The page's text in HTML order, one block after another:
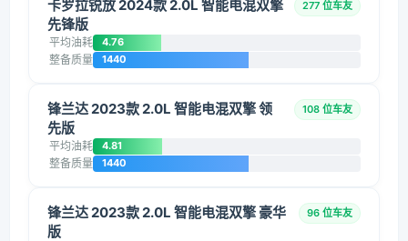
卡罗拉锐放 2024款 2.0L 智能电混双擎
先锋版
277 位车友
平均油耗 4.76
整备质量 1440
锋兰达 2023款 2.0L 智能电混双擎 领
先版
108 位车友
平均油耗 4.81
整备质量 1440
锋兰达 2023款 2.0L 智能电混双擎 豪华
版
96 位车友